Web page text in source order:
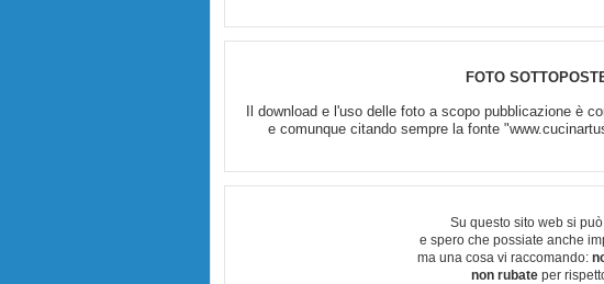
FOTO
Il download e l'uso delle foto a scopo pubblicazione è
e comunque citando sempre la fonte
Su questo sito web si
e spero che possiate anche
ma una cosa vi raccomando:
non rubateper